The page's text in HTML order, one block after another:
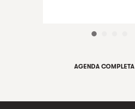
AGENDA COMPLETA